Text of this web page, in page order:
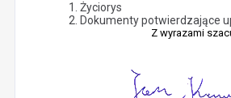
Życiorys
Dokumenty potwierdzające
Z wyrazami